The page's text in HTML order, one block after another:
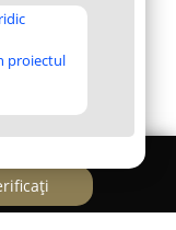
proiectul